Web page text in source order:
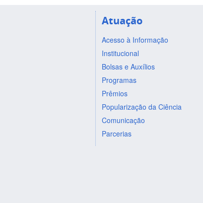
Atuação
Acesso à Informação
Institucional
Bolsas e Auxílios
Programas
Prêmios
Popularização da Ciência
Comunicação
Parcerias